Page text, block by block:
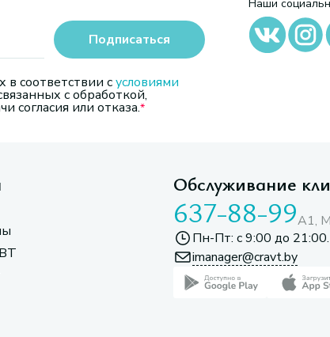
в соответствии сусловиями
с обработкой,
согласия или отказа.
Подписаться
Наши
Обслуживание
637-88-99A1,
Пн-Пт: с 9:00 до
imanager@cravt.by